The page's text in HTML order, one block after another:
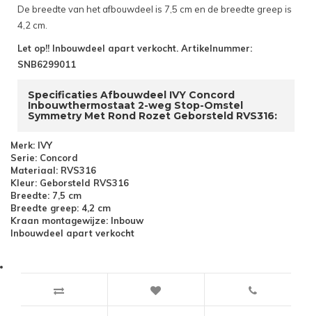
De breedte van het afbouwdeel is 7,5 cm en de breedte greep is
4,2 cm.
Let op!! Inbouwdeel apart verkocht. Artikelnummer:
SNB6299011
Specificaties Afbouwdeel IVY Concord
Inbouwthermostaat 2-weg Stop-Omstel
Symmetry Met Rond Rozet Geborsteld RVS316:
Merk: IVY
Serie: Concord
Materiaal: RVS316
Kleur: Geborsteld RVS316
Breedte: 7,5 cm
Breedte greep: 4,2 cm
Kraan montagewijze: Inbouw
Inbouwdeel apart verkocht